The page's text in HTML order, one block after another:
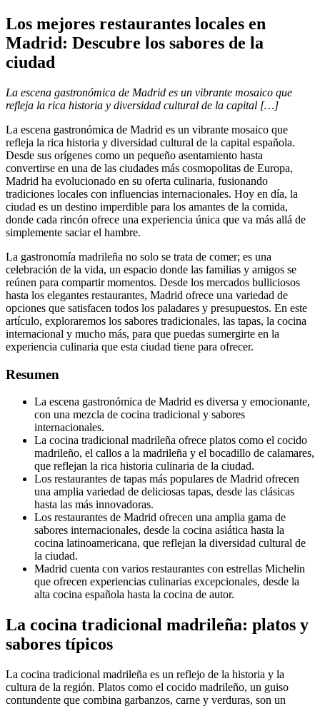
Los mejores restaurantes locales en
Madrid: Descubre los sabores de la
ciudad
La escena gastronómica de Madrid es un vibrante mosaico que
refleja la rica historia y diversidad cultural de la capital […]
La escena gastronómica de Madrid es un vibrante mosaico que
refleja la rica historia y diversidad cultural de la capital española.
Desde sus orígenes como un pequeño asentamiento hasta
convertirse en una de las ciudades más cosmopolitas de Europa,
Madrid ha evolucionado en su oferta culinaria, fusionando
tradiciones locales con influencias internacionales. Hoy en día, la
ciudad es un destino imperdible para los amantes de la comida,
donde cada rincón ofrece una experiencia única que va más allá de
simplemente saciar el hambre.
La gastronomía madrileña no solo se trata de comer; es una
celebración de la vida, un espacio donde las familias y amigos se
reúnen para compartir momentos. Desde los mercados bulliciosos
hasta los elegantes restaurantes, Madrid ofrece una variedad de
opciones que satisfacen todos los paladares y presupuestos. En este
artículo, exploraremos los sabores tradicionales, las tapas, la cocina
internacional y mucho más, para que puedas sumergirte en la
experiencia culinaria que esta ciudad tiene para ofrecer.
Resumen
La escena gastronómica de Madrid es diversa y emocionante,
con una mezcla de cocina tradicional y sabores
internacionales.
La cocina tradicional madrileña ofrece platos como el cocido
madrileño, el callos a la madrileña y el bocadillo de calamares,
que reflejan la rica historia culinaria de la ciudad.
Los restaurantes de tapas más populares de Madrid ofrecen
una amplia variedad de deliciosas tapas, desde las clásicas
hasta las más innovadoras.
Los restaurantes de Madrid ofrecen una amplia gama de
sabores internacionales, desde la cocina asiática hasta la
cocina latinoamericana, que reflejan la diversidad cultural de
la ciudad.
Madrid cuenta con varios restaurantes con estrellas Michelin
que ofrecen experiencias culinarias excepcionales, desde la
alta cocina española hasta la cocina de autor.
La cocina tradicional madrileña: platos y
sabores típicos
La cocina tradicional madrileña es un reflejo de la historia y la
cultura de la región. Platos como el cocido madrileño, un guiso
contundente que combina garbanzos, carne y verduras, son un